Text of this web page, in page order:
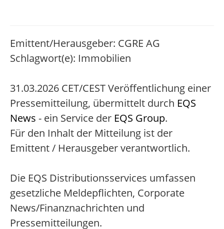
Emittent/Herausgeber: CGRE AG
Schlagwort(e): Immobilien
31.03.2026 CET/CEST Veröffentlichung einer
Pressemitteilung, übermittelt durch EQS
News - ein Service der EQS Group.
Für den Inhalt der Mitteilung ist der
Emittent / Herausgeber verantwortlich.
Die EQS Distributionsservices umfassen
gesetzliche Meldepflichten, Corporate
News/Finanznachrichten und
Pressemitteilungen.